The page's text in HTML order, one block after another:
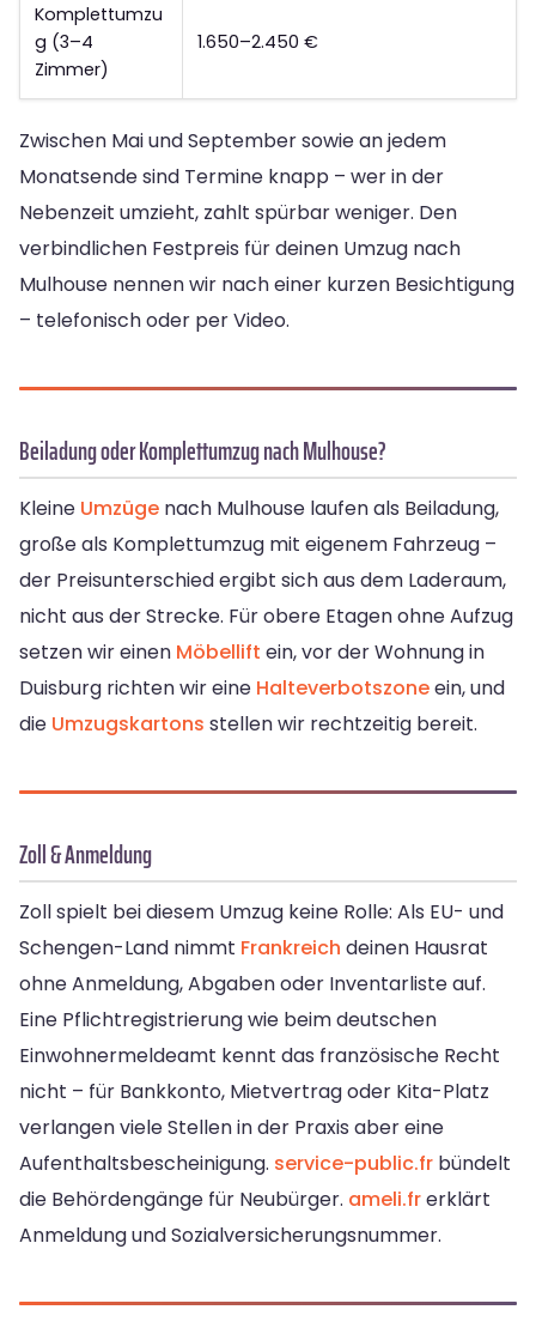
Komplettumzu
g (3–4
Zimmer)
1.650–2.450 €
Zwischen Mai und September sowie an jedem
Monatsende sind Termine knapp – wer in der
Nebenzeit umzieht, zahlt spürbar weniger. Den
verbindlichen Festpreis für deinen Umzug nach
Mulhouse nennen wir nach einer kurzen Besichtigung
– telefonisch oder per Video.
Beiladung oder Komplettumzug nach Mulhouse?
Kleine Umzüge nach Mulhouse laufen als Beiladung,
große als Komplettumzug mit eigenem Fahrzeug –
der Preisunterschied ergibt sich aus dem Laderaum,
nicht aus der Strecke. Für obere Etagen ohne Aufzug
setzen wir einen Möbellift ein, vor der Wohnung in
Duisburg richten wir eine Halteverbotszoneein, und
die Umzugskartons stellen wir rechtzeitig bereit.
Zoll & Anmeldung
Zoll spielt bei diesem Umzug keine Rolle: Als EU- und
Schengen-Land nimmt Frankreich deinen Hausrat
ohne Anmeldung, Abgaben oder Inventarliste auf.
Eine Pflichtregistrierung wie beim deutschen
Einwohnermeldeamt kennt das französische Recht
nicht – für Bankkonto, Mietvertrag oder Kita-Platz
verlangen viele Stellen in der Praxis aber eine
Aufenthaltsbescheinigung. service-public.fr bündelt
die Behördengänge für Neubürger. ameli.frerklärt
Anmeldung und Sozialversicherungsnummer.